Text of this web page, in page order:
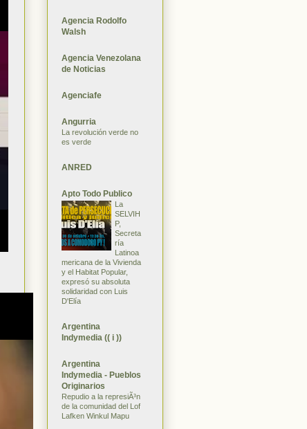
Agencia Rodolfo
Walsh
Agencia Venezolana
de Noticias
Agenciafe
Angurria
La revolución verde no
es verde
ANRED
Apto Todo Publico
La
SELVIH
P,
Secreta
ría
Latinoa
mericana de la Vivienda
y el Habitat Popular,
expresó su absoluta
solidaridad con Luis
D'Elía
Argentina
Indymedia (( i ))
Argentina
Indymedia - Pueblos
Originarios
Repudio a la represiÃ³n
de la comunidad del Lof
Lafken Winkul Mapu